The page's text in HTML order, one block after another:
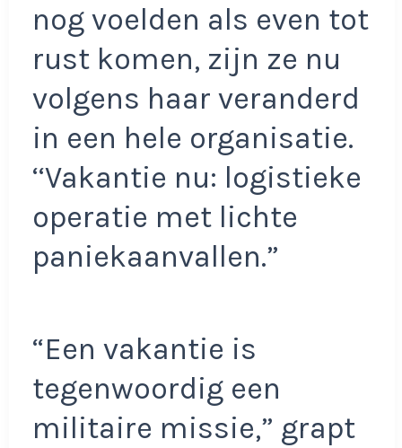
nog voelden als even tot
rust komen, zijn ze nu
volgens haar veranderd
in een hele organisatie.
‘‘Vakantie nu: logistieke
operatie met lichte
paniekaanvallen.”
“Een vakantie is
tegenwoordig een
militaire missie,” grapt